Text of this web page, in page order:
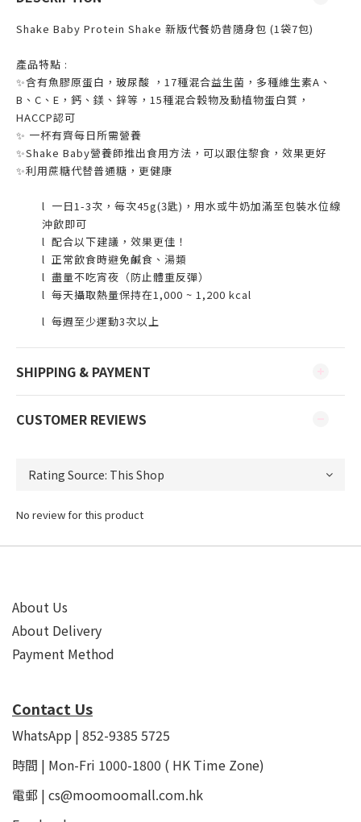
Shake Baby Protein Shake 新版代餐奶昔隨身包 (1袋7包)
產品特點 :
✨含有魚膠原蛋白，玻尿酸 ，17種混合益生菌，多種維生素A、
B、C、E，鈣、鎂、鋅等，15種混合穀物及動植物蛋白質，
HACCP認可
✨ 一杯有齊每日所需營養
✨Shake Baby營養師推出食用方法，可以跟住黎食，效果更好
✨利用蔗糖代替普通糖，更健康
l 一日1-3次，每次45g(3匙) ，用水或牛奶加滿至包裝水位線
沖飲即可
l 配合以下建議，效果更佳！
l 正常飲食時避免鹹食、湯類
l 盡量不吃宵夜（防止體重反彈）
l 每天攝取熱量保持在1,000 ~ 1,200 kcal
l 每週至少運動3次以上
SHIPPING & PAYMENT
CUSTOMER REVIEWS
No review for this product
About Us
About Delivery
Payment Method
Contact Us
WhatsApp | 852-9385 5725
時間 | Mon-Fri 1000-1800 ( HK Time Zone)
電郵 | cs@moomoomall.com.hk